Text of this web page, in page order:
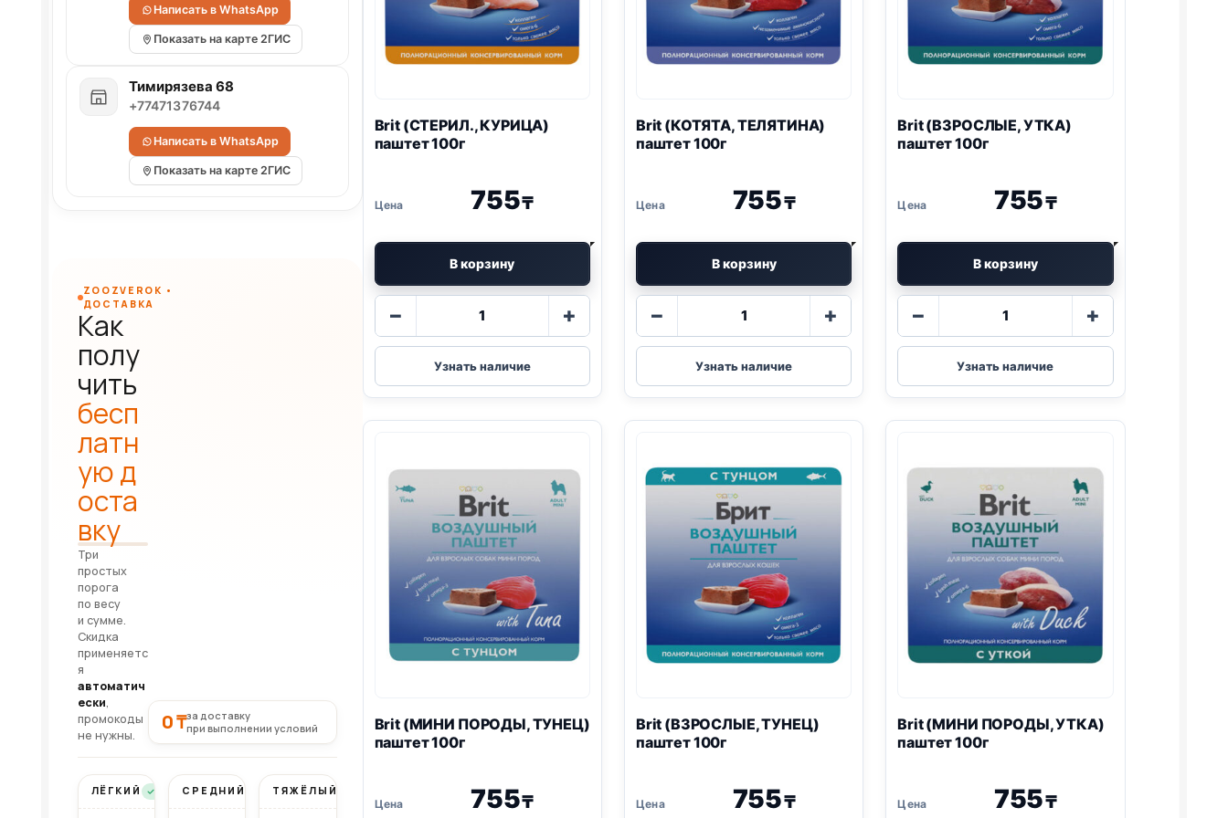
Brit (СТЕРИЛ., КУРИЦА)
паштет 100г
755₸
В корзину
−
товара
Brit
(СТЕРИЛ.,
паштет
100г
+
Узнать наличие
Brit (КОТЯТА, ТЕЛЯТИНА)
паштет 100г
755₸
В корзину
−
товара
Brit
(КОТЯТА,
паштет
100г
+
Узнать наличие
Brit (ВЗРОСЛЫЕ, УТКА)
паштет 100г
755₸
В корзину
−
товара
Brit
(ВЗРОСЛЫЕ,
паштет
100г
+
Узнать наличие
Brit (МИНИ ПОРОДЫ, ТУНЕЦ)
паштет 100г
755₸
Brit (ВЗРОСЛЫЕ, ТУНЕЦ)
паштет 100г
755₸
Brit (МИНИ ПОРОДЫ, УТКА)
паштет 100г
755₸
Написать в WhatsApp
Показать на карте 2ГИС
Тимирязева 68
+77471376744
Написать в WhatsApp
Показать на карте 2ГИС
ZOOZVEROK •
ДОСТАВКА
Как
полу
чить
бесп
латн
ую д
оста
вку
Три
простых
порога
по весу
и сумме.
Скидка
применяетс
я
автоматич
ески,
промокоды
не нужны.
0 ₸за доставку
при выполнении условий
ЛЁГКИЙ Бесплатно
СРЕДНИЙ Бесплатно
ТЯЖЁЛЫЙ